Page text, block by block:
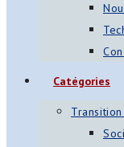
Catégories